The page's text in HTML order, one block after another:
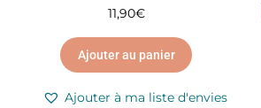
11,90€
Ajouter au panier
Ajouter à ma liste d'envies